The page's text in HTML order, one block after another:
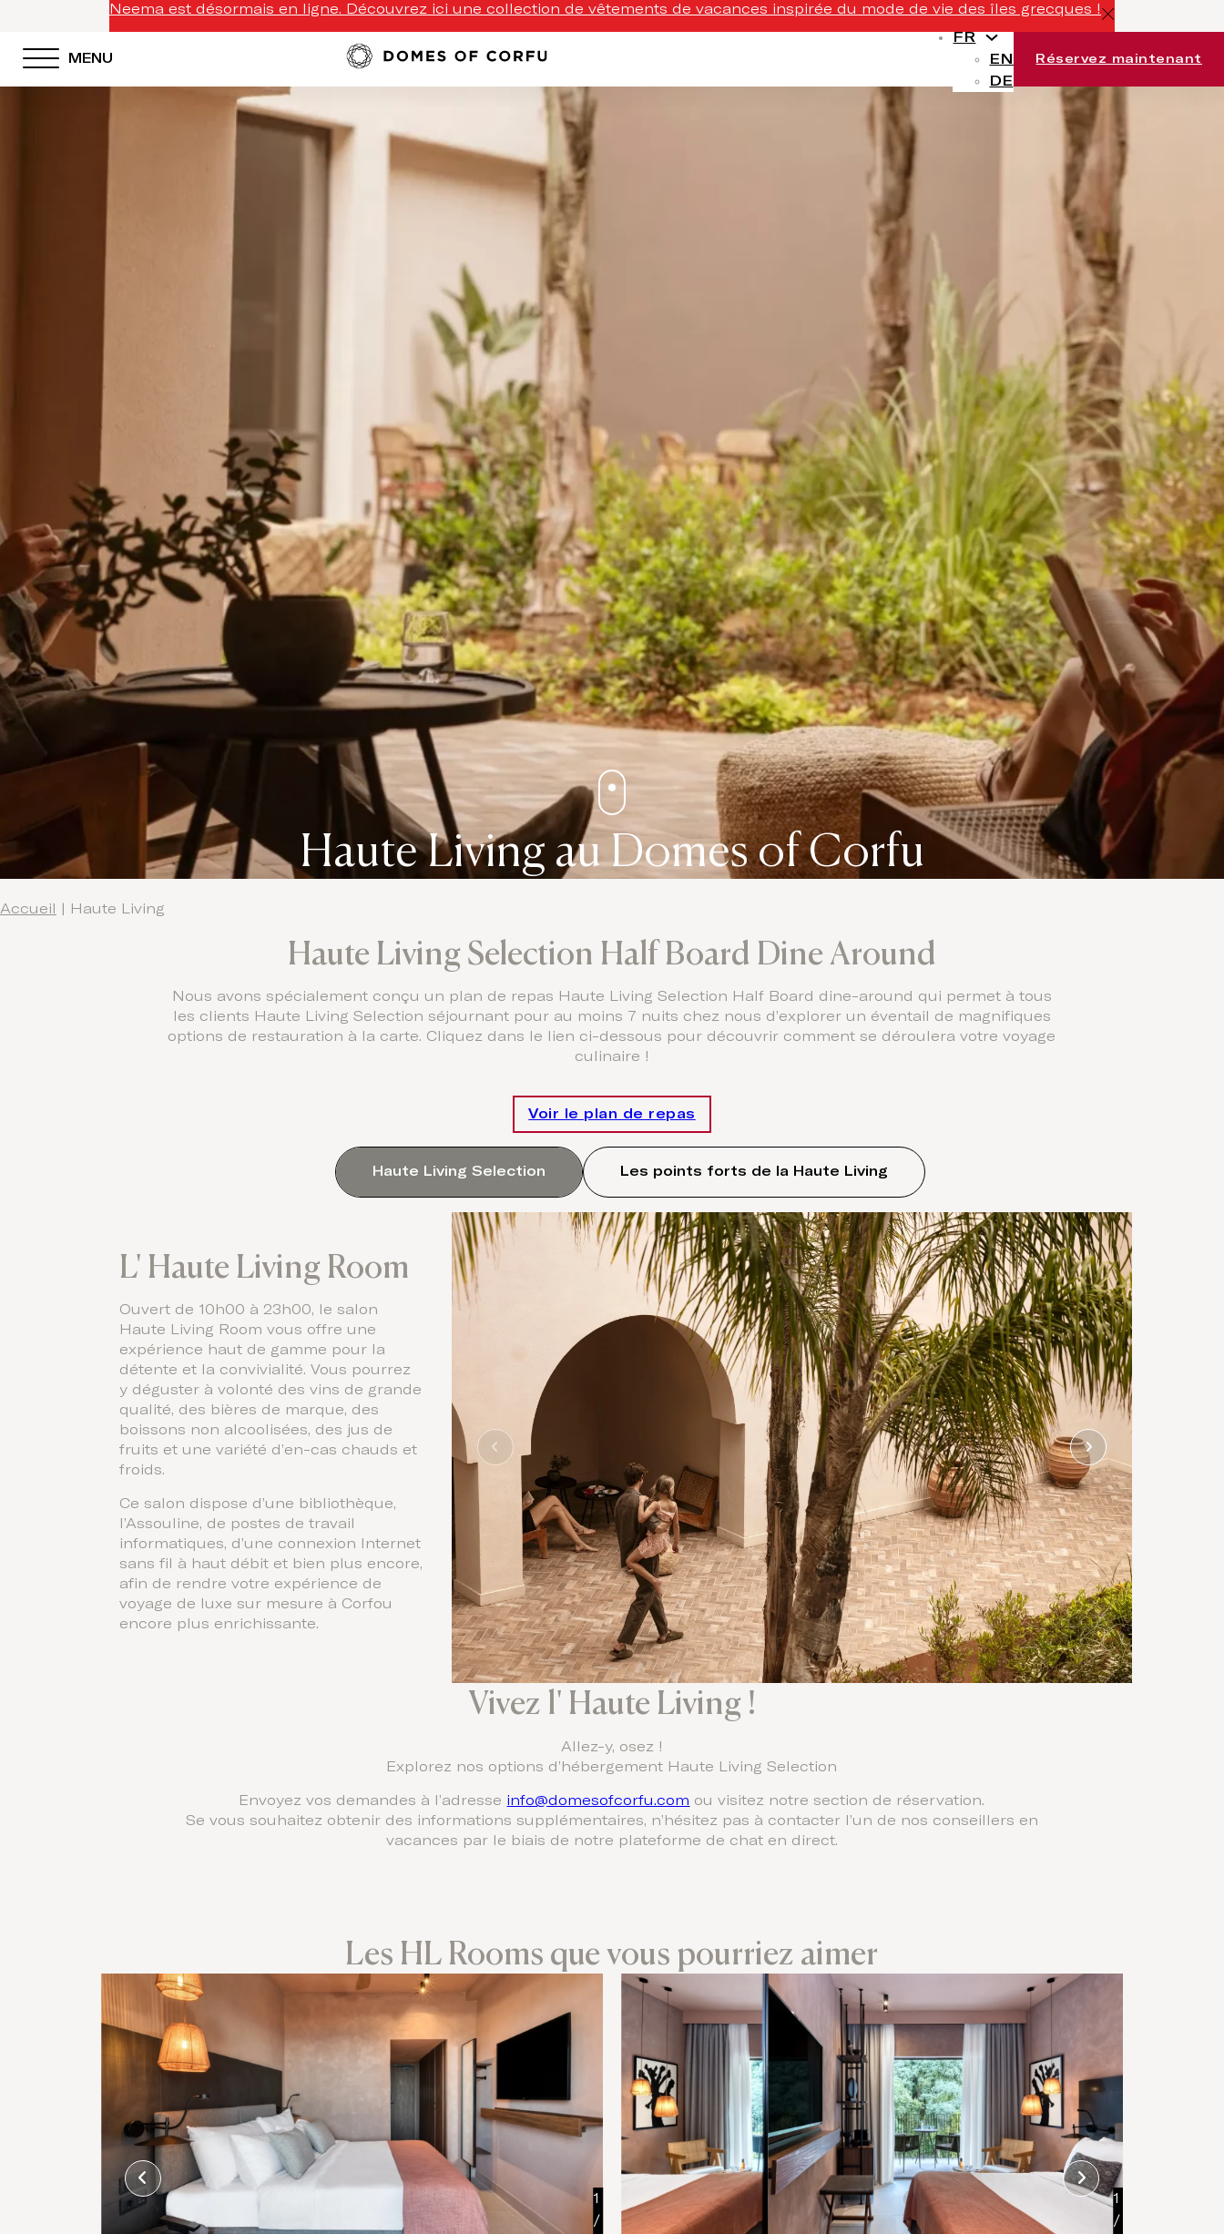
Neema est désormais en ligne. Découvrez ici une collection de vêtements de vacances inspirée du mode de vie des îles grecques !
MENU
FR
EN
DE
Réservez maintenant
Haute Living au Domes of Corfu
Accueil Haute Living
Haute Living Selection Half Board Dine Around
Nous avons spécialement conçu un plan de repas Haute Living Selection Half Board dine-around qui permet à tous
les clients Haute Living Selection séjournant pour au moins 7 nuits chez nous d’explorer un éventail de magnifiques
options de restauration à la carte. Cliquez dans le lien ci-dessous pour découvrir comment se déroulera votre voyage
culinaire !
Voir le plan de repas
Haute Living Selection Les points forts de la Haute Living
L' Haute Living Room
Ouvert de 10h00 à 23h00, le salon
Haute Living Room vous offre une
expérience haut de gamme pour la
détente et la convivialité. Vous pourrez
y déguster à volonté des vins de grande
qualité, des bières de marque, des
boissons non alcoolisées, des jus de
fruits et une variété d’en-cas chauds et
froids.
Ce salon dispose d’une bibliothèque,
l’Assouline, de postes de travail
informatiques, d’une connexion Internet
sans fil à haut débit et bien plus encore,
afin de rendre votre expérience de
voyage de luxe sur mesure à Corfou
encore plus enrichissante.
Vivez l' Haute Living !
Allez-y, osez !
Explorez nos options d’hébergement Haute Living Selection
Envoyez vos demandes à l’adresse info@domesofcorfu.com ou visitez notre section de réservation.
Se vous souhaitez obtenir des informations supplémentaires, n’hésitez pas à contacter l’un de nos conseillers en
vacances par le biais de notre plateforme de chat en direct.
Les HL Rooms que vous pourriez aimer
1
/
1
/